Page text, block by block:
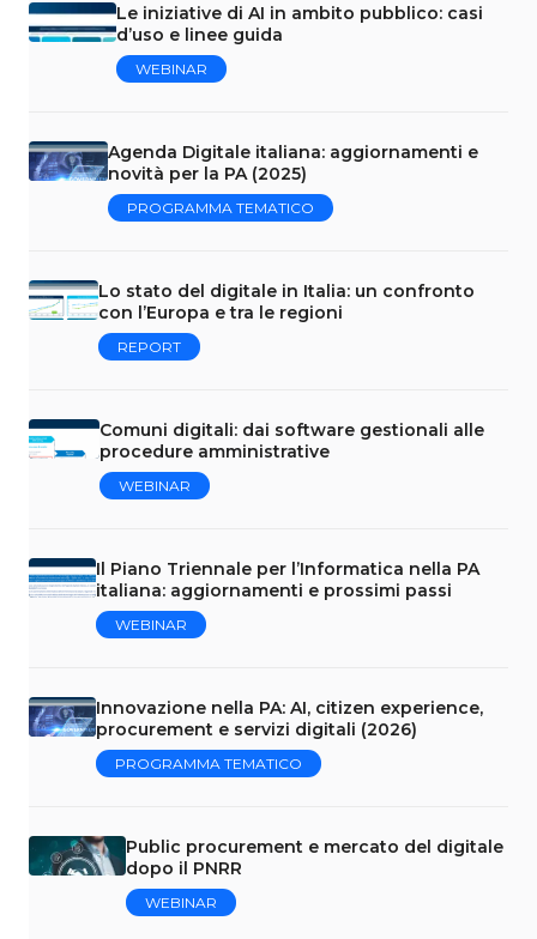
Le iniziative di AI in ambito pubblico: casi
d’uso e linee guida
WEBINAR
Agenda Digitale italiana: aggiornamenti e
novità per la PA (2025)
PROGRAMMA TEMATICO
Lo stato del digitale in Italia: un confronto
con l’Europa e tra le regioni
REPORT
Comuni digitali: dai software gestionali alle
procedure amministrative
WEBINAR
Il Piano Triennale per l’Informatica nella PA
italiana: aggiornamenti e prossimi passi
WEBINAR
Innovazione nella PA: AI, citizen experience,
procurement e servizi digitali (2026)
PROGRAMMA TEMATICO
Public procurement e mercato del digitale
dopo il PNRR
WEBINAR